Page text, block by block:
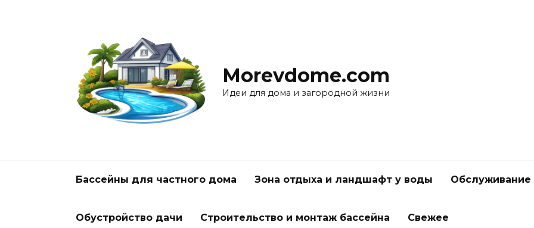
Morevdome.com
Идеи для дома и загородной жизни
Бассейны для частного дома Зона отдыха и ландшафт у воды Обслуживание
Обустройство дачи Строительство и монтаж бассейна Свежее